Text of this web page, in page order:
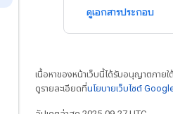
ดูเอกสารประกอบ
เนื้อหาของหน้าเว็บนี้ได้รับอนุญาตภายใต้
ดูรายละเอียดที่นโยบายเว็บไซต์